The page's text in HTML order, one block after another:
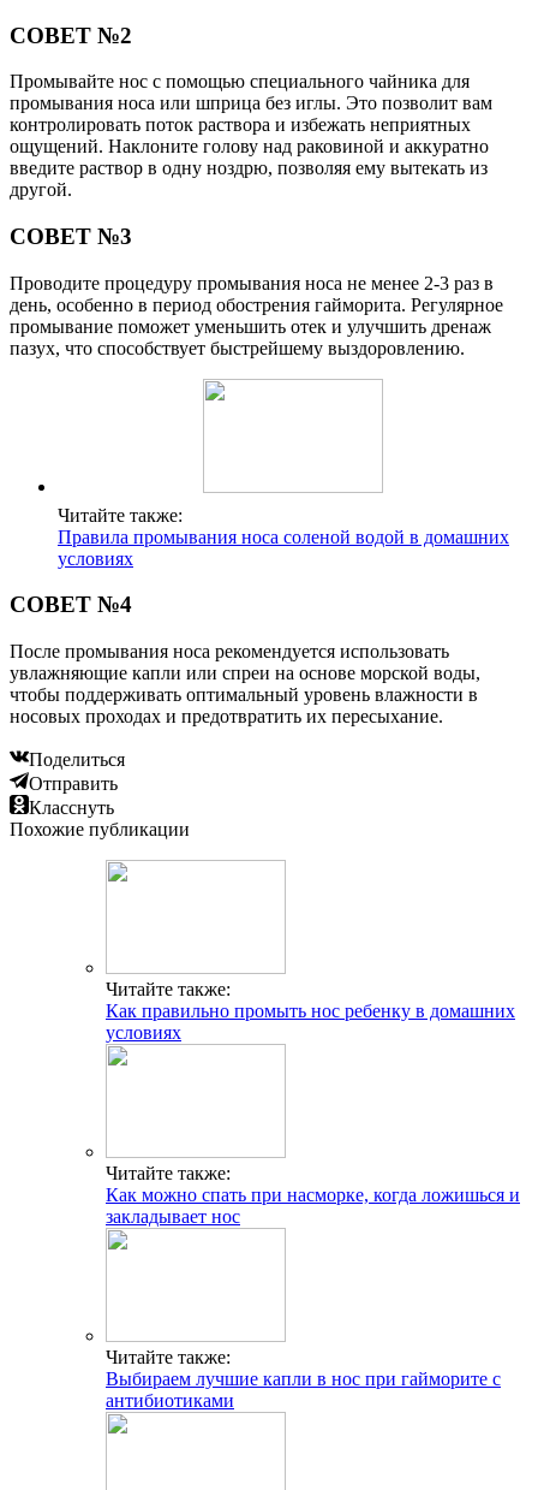
СОВЕТ №2
Промывайте нос с помощью специального чайника для
промывания носа или шприца без иглы. Это позволит вам
контролировать поток раствора и избежать неприятных
ощущений. Наклоните голову над раковиной и аккуратно
введите раствор в одну ноздрю, позволяя ему вытекать из
другой.
СОВЕТ №3
Проводите процедуру промывания носа не менее 2-3 раз в
день, особенно в период обострения гайморита. Регулярное
промывание поможет уменьшить отек и улучшить дренаж
пазух, что способствует быстрейшему выздоровлению.
Читайте также:
Правила промывания носа соленой водой в домашних
условиях
СОВЕТ №4
После промывания носа рекомендуется использовать
увлажняющие капли или спреи на основе морской воды,
чтобы поддерживать оптимальный уровень влажности в
носовых проходах и предотвратить их пересыхание.
Поделиться
Отправить
Класснуть
Похожие публикации
Читайте также:
Как правильно промыть нос ребенку в домашних
условиях
Читайте также:
Как можно спать при насморке, когда ложишься и
закладывает нос
Читайте также:
Выбираем лучшие капли в нос при гайморите с
антибиотиками